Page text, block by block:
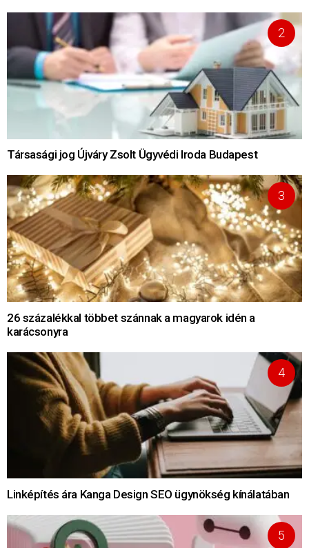
Társasági jog Újváry Zsolt Ügyvédi Iroda Budapest
26 százalékkal többet szánnak a magyarok idén a
karácsonyra
Linképítés ára Kanga Design SEO ügynökség kínálatában